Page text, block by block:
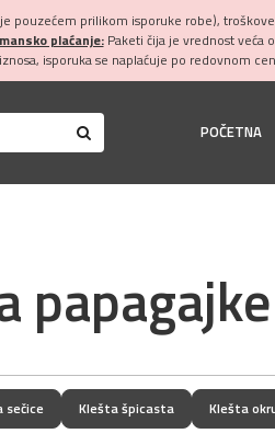
pouzećem prilikom isporuke robe),
plaćanje:Paketi čija je vrednost veća
isporuka se naplaćuje po redovnom
POČETNA
papagajke
sečice Klešta špicasta Klešta